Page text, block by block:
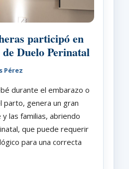
participó en
Duelo Perinatal
Pérez
durante el embarazo o
parto, genera un gran
las familias, abriendo
que puede requerir
para una correcta